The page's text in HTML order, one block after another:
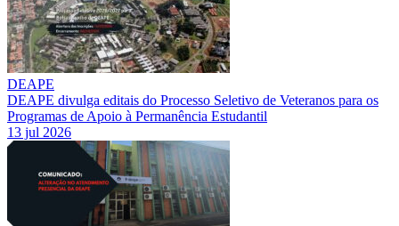
DEAPE
DEAPE divulga editais do Processo Seletivo de Veteranos para os
Programas de Apoio à Permanência Estudantil
13 jul 2026